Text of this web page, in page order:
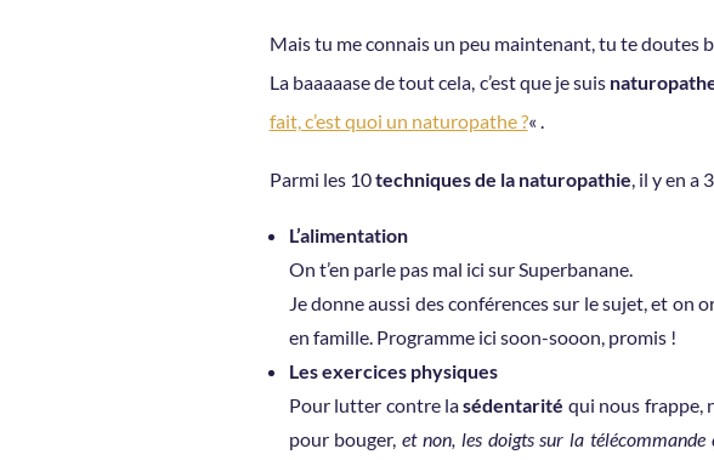
Mais tu me connais un peu maintenant, tu te doutes
La baaaaase de tout cela, c’est que je suis
fait, c’est quoi un naturopathe ?« .
Parmi les 10techniques de la naturopathie, il y en a
L’alimentation
On t’en parle pas mal ici sur Superbanane.
Je donne aussi des conférences sur le sujet, et on
en famille. Programme ici soon-sooon, promis !
Les exercices physiques
Pour lutter contre lasédentarité qui nous frappe,
pour bouger,et non, les doigts sur la télécommande